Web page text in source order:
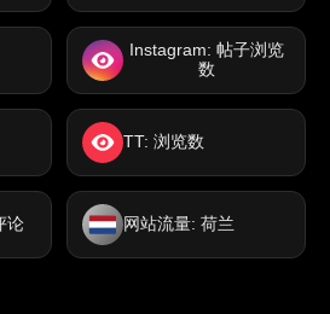
Instagram: 帖子浏览
数
TT: 浏览数
论 网站流量: 荷兰